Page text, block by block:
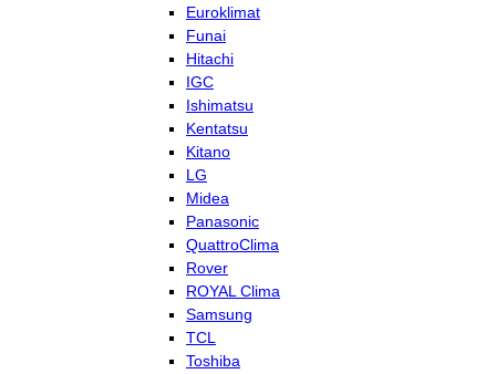
Euroklimat
Funai
Hitachi
IGC
Ishimatsu
Kentatsu
Kitano
LG
Midea
Panasonic
QuattroClima
Rover
ROYAL Clima
Samsung
TCL
Toshiba